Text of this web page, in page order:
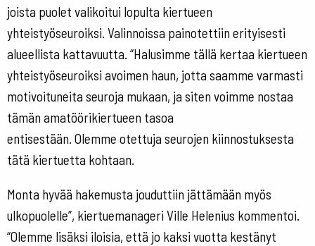
joista puolet valikoitui lopulta kiertueen
yhteistyöseuroiksi. Valinnoissa painotettiin erityisesti
alueellista kattavuutta. “Halusimme tällä kertaa kiertueen
yhteistyöseuroiksi avoimen haun, jotta saamme varmasti
motivoituneita seuroja mukaan, ja siten voimme nostaa
tämän amatöörikiertueen tasoa
entisestään. Olemme otettuja seurojen kiinnostuksesta
tätä kiertuetta kohtaan.
Monta hyvää hakemusta jouduttiin jättämään myös
ulkopuolelle”, kiertuemanageri Ville Helenius kommentoi.
“Olemme lisäksi iloisia, että jo kaksi vuotta kestänyt